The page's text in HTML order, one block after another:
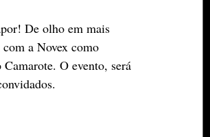
De olho em mais
a Novex como
O evento, será